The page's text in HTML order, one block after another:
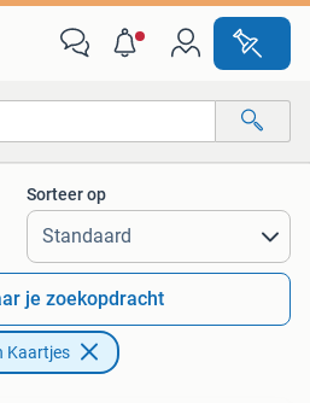
Sorteer op
je zoekopdracht
Kaartjes